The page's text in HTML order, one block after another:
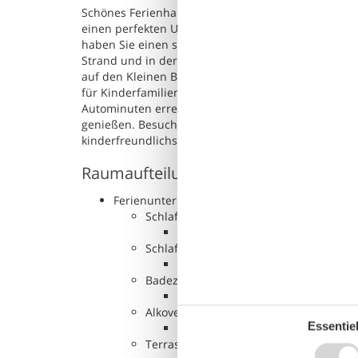
Schönes Ferienhaus mit Panoramaaussicht auf
einen perfekten Urlaub benötigen. An den langen,
haben Sie einen schönen Strand und eine
Strand und in der Nähe von Kolding, wo es viel zu
auf den Kleinen Belt. Die Natur ist schön und
für Kinderfamilien. Sie wohnen hier 10 km
Autominuten erreichen Sie Kolding. Das
genießen. Besuchen Sie auch das Schloss
kinderfreundlichster Strand ausgezeichnet worden.
Raumaufteilung
Ferienunterkunft
Schlafzimmer, 2 Personen
Schlafzimmer, 2 Personen
Badezimmer
Alkoven, 2 Personen
Terrasse